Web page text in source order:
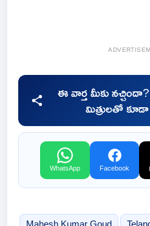
ఈ వార్త మీకు
మిత్రులతో
WhatsApp Facebook
Mahesh Kumar Goud